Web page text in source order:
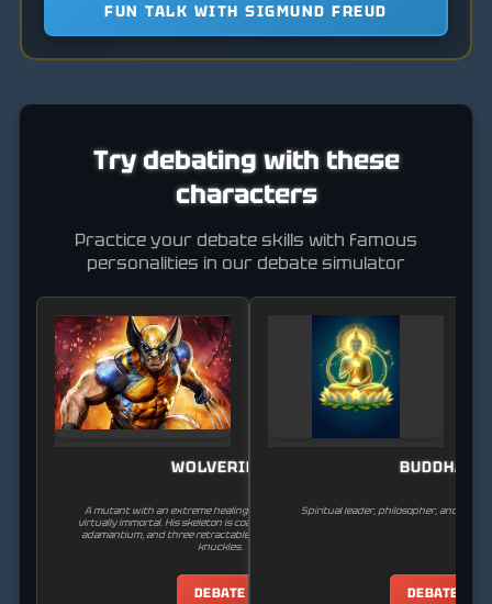
FUN TALK WITH SIGMUND FREUD
Try debating with these
characters
Practice your debate skills with famous
personalities in our debate simulator
WOLVERINE
A mutant with an extreme healing factor that makes him
virtually immortal. His skeleton is coated with indestructible
adamantium, and three retractable claws extend from his
knuckles.
DEBATE
BUDDHA
Spiritual leader, philosopher, and
DEBATE